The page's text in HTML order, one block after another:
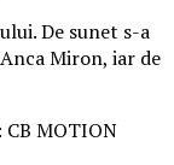
De sunet s-a
Miron, iar de
MOTION